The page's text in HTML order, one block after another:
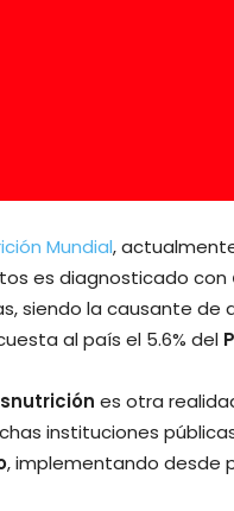
Mundial,
es diagnosticado con
siendo la causante de
al país el 5.6% del
es otra
instituciones
, implementando desde